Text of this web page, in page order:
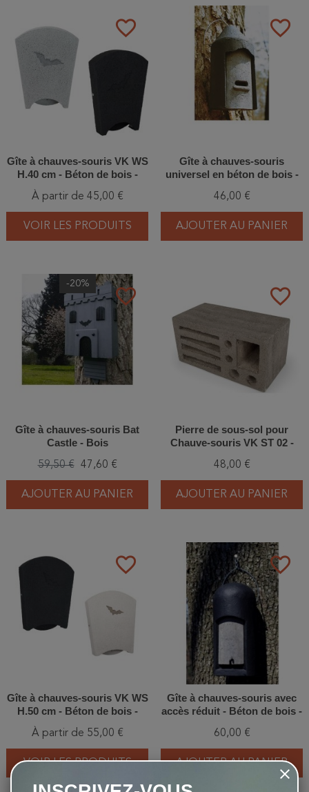
favorite_border
Gîte à chauves-souris VK WS
H.40 cm - Béton de bois -
À partir de 45,00 €
VOIR LES PRODUITS
favorite_border
Gîte à chauves-souris
universel en béton de bois -
46,00 €
AJOUTER AU PANIER
favorite_border
-20%
Gîte à chauves-souris Bat
Castle - Bois
59,50 € 47,60 €
AJOUTER AU PANIER
favorite_border
Pierre de sous-sol pour
Chauve-souris VK ST 02 -
48,00 €
AJOUTER AU PANIER
favorite_border
Gîte à chauves-souris VK WS
H.50 cm - Béton de bois -
À partir de 55,00 €
VOIR LES PRODUITS
favorite_border
Gîte à chauves-souris avec
accès réduit - Béton de bois -
60,00 €
AJOUTER AU PANIER